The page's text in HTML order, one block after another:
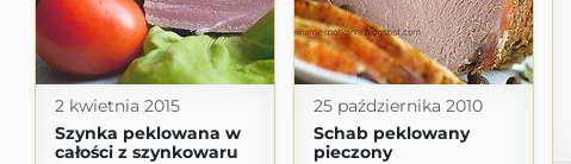
2 kwietnia 2015
Szynka peklowana w
całości z szynkowaru
25 października 2010
Schab peklowany
pieczony